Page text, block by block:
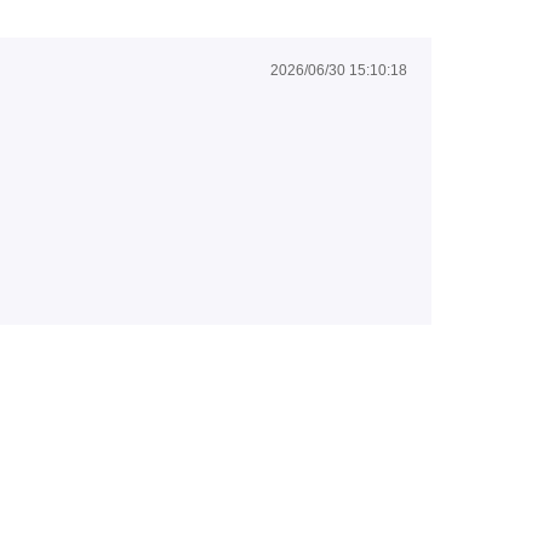
2026/06/30 15:10:18